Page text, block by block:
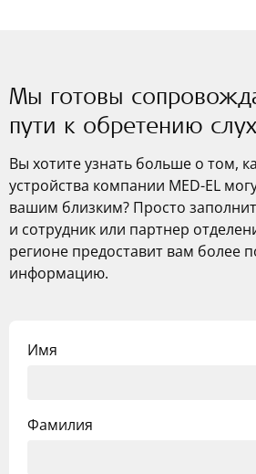
Мы готовы
пути к обретению
Вы хотите узнать больше о том,
устройства компании MED-EL
вашим близким? Просто
и сотрудник или партнер
регионе предоставит вам более
информацию.
Имя
Фамилия